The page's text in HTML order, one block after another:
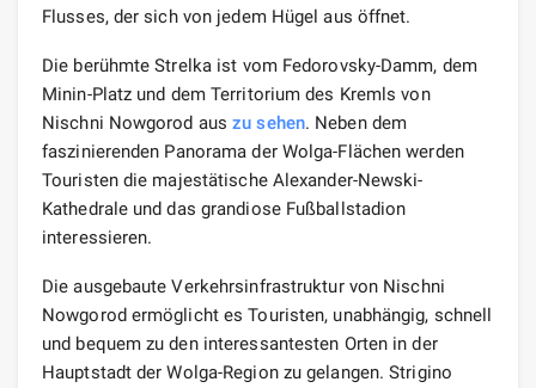
Flusses, der sich von jedem Hügel aus öffnet.
Die berühmte Strelka ist vom Fedorovsky-Damm, dem
Minin-Platz und dem Territorium des Kremls von
Nischni Nowgorod auszu sehen. Neben dem
faszinierenden Panorama der Wolga-Flächen werden
Touristen die majestätische Alexander-Newski-
Kathedrale und das grandiose Fußballstadion
interessieren.
Die ausgebaute Verkehrsinfrastruktur von Nischni
Nowgorod ermöglicht es Touristen, unabhängig, schnell
und bequem zu den interessantesten Orten in der
Hauptstadt der Wolga-Region zu gelangen. Strigino